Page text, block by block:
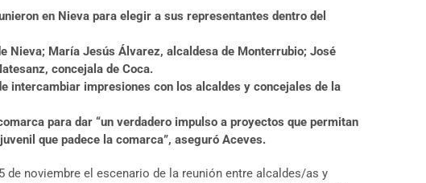
en Nieva para elegir a sus representantes dentro del
Nieva; María Jesús Álvarez, alcaldesa de Monterrubio; José
concejala de Coca.
intercambiar impresiones con los alcaldes y concejales de la
para dar “un verdadero impulso a proyectos que permitan
que padece la comarca”, aseguró Aceves.
de noviembre el escenario de la reunión entre alcaldes/as y